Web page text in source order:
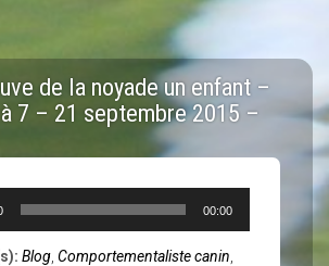
de la noyade un enfant –
7 – 21 septembre 2015 –
00:00
Blog Comportementaliste canin